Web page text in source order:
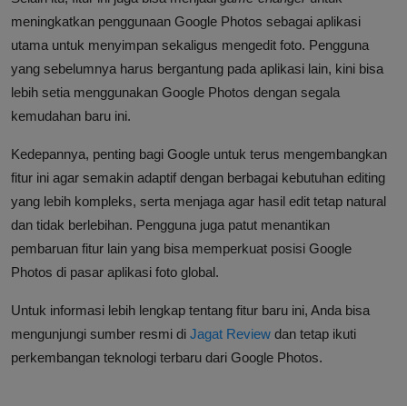
meningkatkan penggunaan Google Photos sebagai aplikasi
utama untuk menyimpan sekaligus mengedit foto. Pengguna
yang sebelumnya harus bergantung pada aplikasi lain, kini bisa
lebih setia menggunakan Google Photos dengan segala
kemudahan baru ini.
Kedepannya, penting bagi Google untuk terus mengembangkan
fitur ini agar semakin adaptif dengan berbagai kebutuhan editing
yang lebih kompleks, serta menjaga agar hasil edit tetap natural
dan tidak berlebihan. Pengguna juga patut menantikan
pembaruan fitur lain yang bisa memperkuat posisi Google
Photos di pasar aplikasi foto global.
Untuk informasi lebih lengkap tentang fitur baru ini, Anda bisa
mengunjungi sumber resmi di Jagat Review dan tetap ikuti
perkembangan teknologi terbaru dari Google Photos.